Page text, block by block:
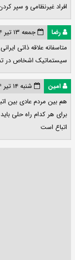
افراد غیرنظامی و سپر
رضا
جمعه ۱۳ تیر ۱۴۰۴ ۲۱:۵۱:۵۹
متاسفانه علاقه ذاتی
سیستماتیک اشخاص در
امین
شنبه ۱۴ تیر ۱۴۰۴ ۰۰:۴۰:۲۰
هم بین مردم عادی بین
برای هر کدام راه حلی
اتباع است